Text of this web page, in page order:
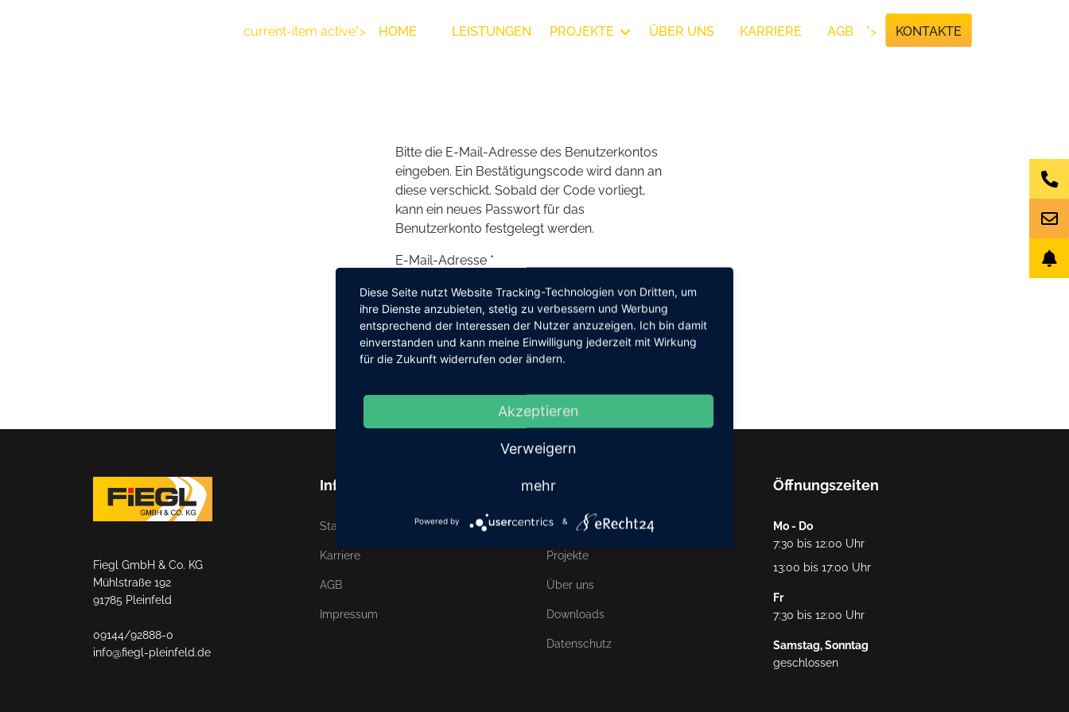
current-item active"> HOME LEISTUNGEN PROJEKTE ÜBER UNS KARRIERE AGB "> KONTAKTE
Bitte die E-Mail-Adresse des Benutzerkontos
eingeben. Ein Bestätigungscode wird dann an
diese verschickt. Sobald der Code vorliegt,
kann ein neues Passwort für das
Benutzerkonto festgelegt werden.
E-Mail-Adresse *
Senden
Fiegl GmbH & Co. KG
Mühlstraße 192
91785 Pleinfeld
09144/92888-0
info@fiegl-pleinfeld.de
Infos
Starte hier
Karriere
AGB
Impressum
Links
Leistungen
Projekte
Über uns
Downloads
Datenschutz
Öffnungszeiten
Mo - Do
7:30 bis 12:00 Uhr
13:00 bis 17:00 Uhr
Fr
7:30 bis 12:00 Uhr
Samstag, Sonntag
geschlossen
Diese Seite nutzt Website Tracking-Technologien von Dritten, um
ihre Dienste anzubieten, stetig zu verbessern und Werbung
entsprechend der Interessen der Nutzer anzuzeigen. Ich bin damit
einverstanden und kann meine Einwilligung jederzeit mit Wirkung
für die Zukunft widerrufen oder ändern.
Akzeptieren
Verweigern
mehr
Powered by &